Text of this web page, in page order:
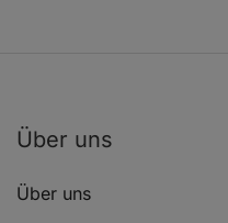
Über uns
Über uns